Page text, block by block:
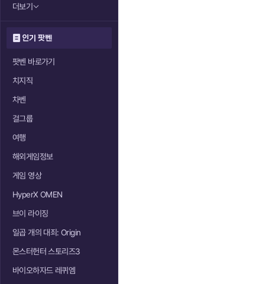
더보기
인기 팟벤
팟벤 바로가기
치지직
차벤
걸그룹
여행
해외게임정보
게임 영상
HyperX OMEN
브이 라이징
일곱 개의 대죄: Origin
몬스터헌터 스토리즈3
바이오하자드 레퀴엠